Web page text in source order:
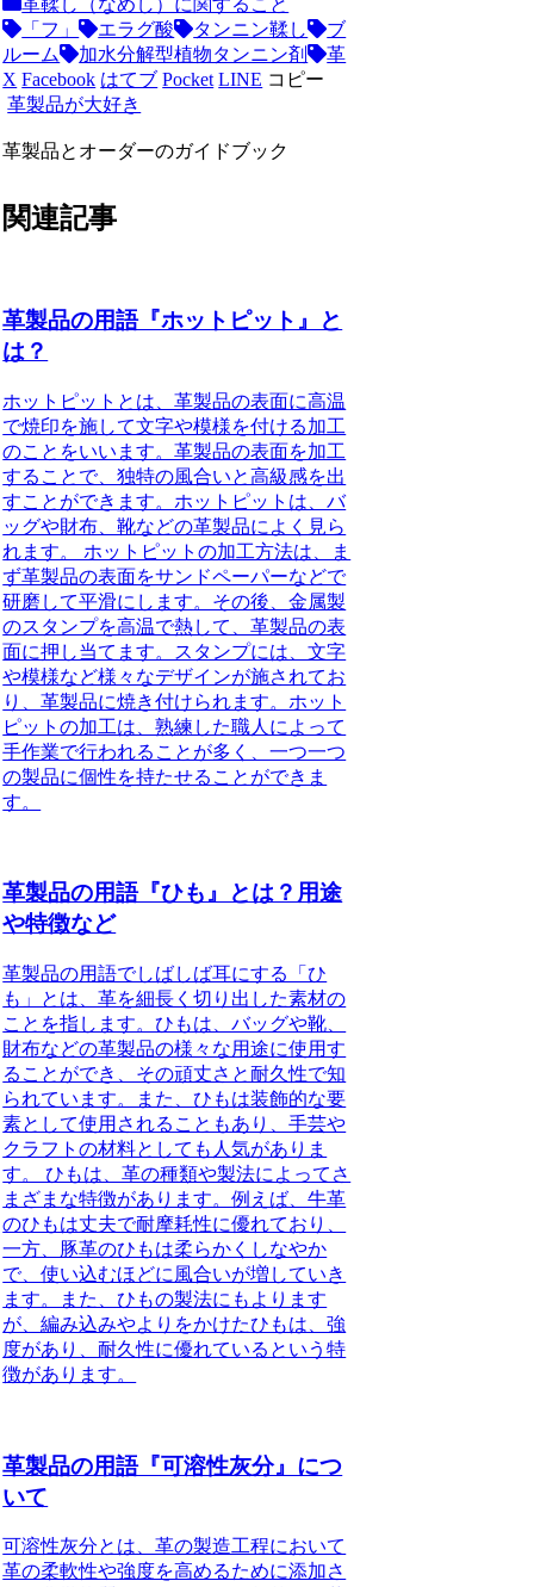
革鞣し（なめし）に関すること
「フ」
エラグ酸 タンニン鞣し
ブ
ルーム
加水分解型植物タンニン剤
革
X Facebook はてブ Pocket LINE コピー
革製品が大好き
革製品とオーダーのガイドブック
関連記事
革製品の用語『ホットピット』と
は？
ホットピットとは、革製品の表面に高温
で焼印を施して文字や模様を付ける加工
のことをいいます。革製品の表面を加工
することで、独特の風合いと高級感を出
すことができます。ホットピットは、バ
ッグや財布、靴などの革製品によく見ら
れます。 ホットピットの加工方法は、ま
ず革製品の表面をサンドペーパーなどで
研磨して平滑にします。その後、金属製
のスタンプを高温で熱して、革製品の表
面に押し当てます。スタンプには、文字
や模様など様々なデザインが施されてお
り、革製品に焼き付けられます。ホット
ピットの加工は、熟練した職人によって
手作業で行われることが多く、一つ一つ
の製品に個性を持たせることができま
す。
革製品の用語『ひも』とは？用途
や特徴など
革製品の用語でしばしば耳にする「ひ
も」とは、革を細長く切り出した素材の
ことを指します。ひもは、バッグや靴、
財布などの革製品の様々な用途に使用す
ることができ、その頑丈さと耐久性で知
られています。また、ひもは装飾的な要
素として使用されることもあり、手芸や
クラフトの材料としても人気がありま
す。 ひもは、革の種類や製法によってさ
まざまな特徴があります。例えば、牛革
のひもは丈夫で耐摩耗性に優れており、
一方、豚革のひもは柔らかくしなやか
で、使い込むほどに風合いが増していき
ます。また、ひもの製法にもよります
が、編み込みやよりをかけたひもは、強
度があり、耐久性に優れているという特
徴があります。
革製品の用語『可溶性灰分』につ
いて
可溶性灰分とは、革の製造工程において
革の柔軟性や強度を高めるために添加さ